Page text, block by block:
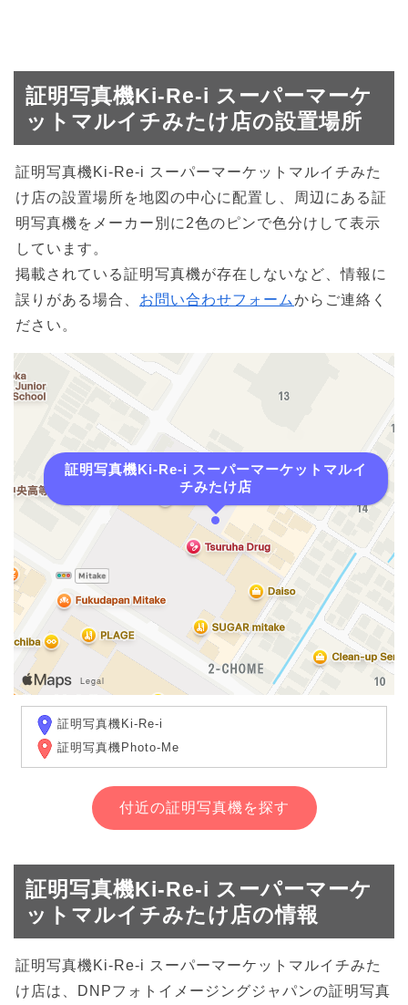
証明写真機Ki-Re-i スーパーマーケ
ットマルイチみたけ店の設置場所
証明写真機Ki-Re-i スーパーマーケットマルイチみた
け店の設置場所を地図の中心に配置し、周辺にある証
明写真機をメーカー別に2色のピンで色分けして表示
しています。
掲載されている証明写真機が存在しないなど、情報に
誤りがある場合、 お問い合わせフォームからご連絡く
ださい。
証明写真機Ki-Re-i スーパーマーケットマルイ
チみたけ店
証明写真機Ki-Re-i
証明写真機Photo-Me
付近の証明写真機を探す
証明写真機Ki-Re-i スーパーマーケ
ットマルイチみたけ店の情報
証明写真機Ki-Re-i スーパーマーケットマルイチみた
け店は、DNPフォトイメージングジャパンの証明写真